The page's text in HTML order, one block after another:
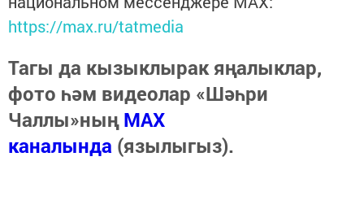
https://max.ru/tatmedia
Тагы да кызыклырак яңалыклар,
фото һәм видеолар «Шәһри
Чаллы»ныңMAX
каналында (язылыгыз).